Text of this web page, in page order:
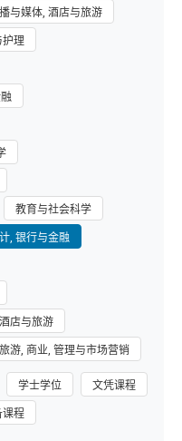
与媒体, 酒店与旅游
护理
教育与社会科学
, 银行与金融
酒店与旅游
游, 商业, 管理与市场营销
学士学位 文凭课程
课程